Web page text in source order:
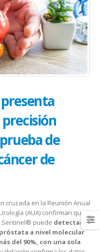
de
de
cruzada en la Reunión Anual
(AUA) confirman que
Sentinel® puede detectar y
a nivel molecular
del 90%, con una sola
abrazar la salud oncológica
May 28, 2026